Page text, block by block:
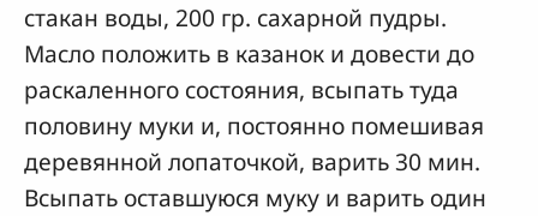
стакан воды, 200 гр. сахарной пудры.
Масло положить в казанок и довести до
раскаленного состояния, всыпать туда
половину муки и, постоянно помешивая
деревянной лопаточкой, варить 30 мин.
Всыпать оставшуюся муку и варить один